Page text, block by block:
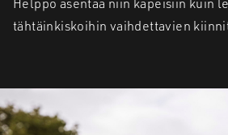
tähtäinkiskoihin vaihdettavien